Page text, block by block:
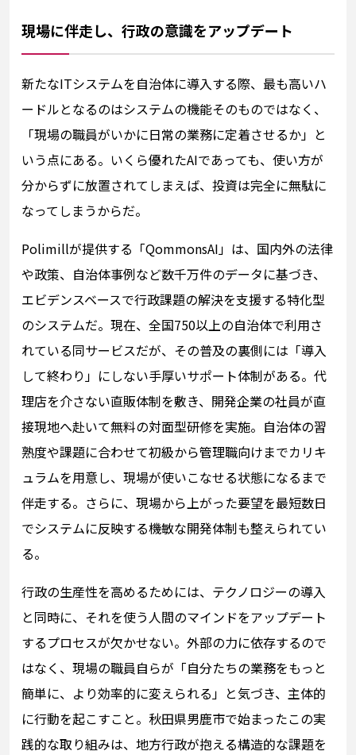
現場に伴走し、行政の意識をアップデート
新たなITシステムを自治体に導入する際、最も高いハ
ードルとなるのはシステムの機能そのものではなく、
「現場の職員がいかに日常の業務に定着させるか」と
いう点にある。いくら優れたAIであっても、使い方が
分からずに放置されてしまえば、投資は完全に無駄に
なってしまうからだ。
Polimillが提供する「QommonsAI」は、国内外の法律
や政策、自治体事例など数千万件のデータに基づき、
エビデンスベースで行政課題の解決を支援する特化型
のシステムだ。現在、全国750以上の自治体で利用さ
れている同サービスだが、その普及の裏側には「導入
して終わり」にしない手厚いサポート体制がある。代
理店を介さない直販体制を敷き、開発企業の社員が直
接現地へ赴いて無料の対面型研修を実施。自治体の習
熟度や課題に合わせて初級から管理職向けまでカリキ
ュラムを用意し、現場が使いこなせる状態になるまで
伴走する。さらに、現場から上がった要望を最短数日
でシステムに反映する機敏な開発体制も整えられてい
る。
行政の生産性を高めるためには、テクノロジーの導入
と同時に、それを使う人間のマインドをアップデート
するプロセスが欠かせない。外部の力に依存するので
はなく、現場の職員自らが「自分たちの業務をもっと
簡単に、より効率的に変えられる」と気づき、主体的
に行動を起こすこと。秋田県男鹿市で始まったこの実
践的な取り組みは、地方行政が抱える構造的な課題を